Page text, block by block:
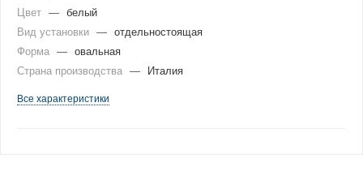
Цвет — белый
Вид установки — отдельностоящая
Форма — овальная
Страна производства — Италия
Все характеристики